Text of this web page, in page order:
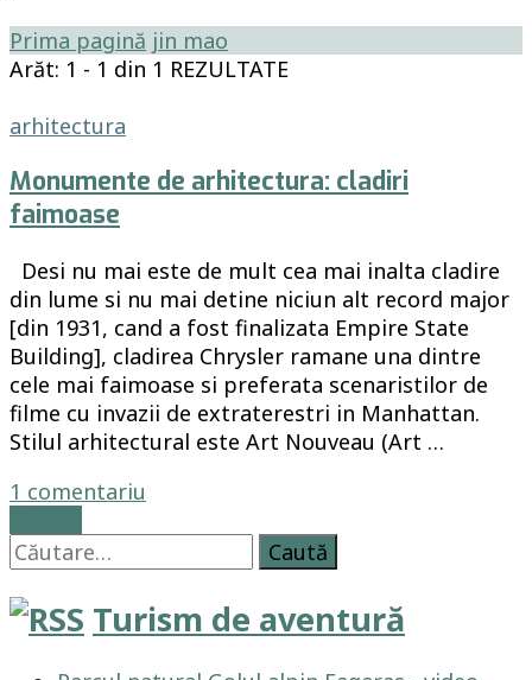
Prima pagină jin mao
Arăt: 1 - 1 din 1 REZULTATE
arhitectura
Monumente de arhitectura: cladiri
faimoase
Desi nu mai este de mult cea mai inalta cladire
din lume si nu mai detine niciun alt record major
[din 1931, cand a fost finalizata Empire State
Building], cladirea Chrysler ramane una dintre
cele mai faimoase si preferata scenaristilor de
filme cu invazii de extraterestri in Manhattan.
Stilul arhitectural este Art Nouveau (Art …
1 comentariu
arhitectura:
cladiri
faimoase
Caută
după:
Turism de aventură